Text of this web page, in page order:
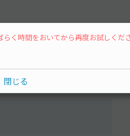
く時間をおいてから再度お試しくだ
閉じる